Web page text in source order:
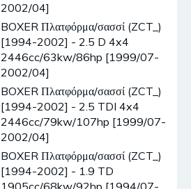
2002/04]
BOXER Πλατφόρμα/σασσί (ZCT_)
[1994-2002] - 2.5 D 4x4
2446cc/63kw/86hp [1999/07-
2002/04]
BOXER Πλατφόρμα/σασσί (ZCT_)
[1994-2002] - 2.5 TDI 4x4
2446cc/79kw/107hp [1999/07-
2002/04]
BOXER Πλατφόρμα/σασσί (ZCT_)
[1994-2002] - 1.9 TD
1905cc/68kw/92hp [1994/07-